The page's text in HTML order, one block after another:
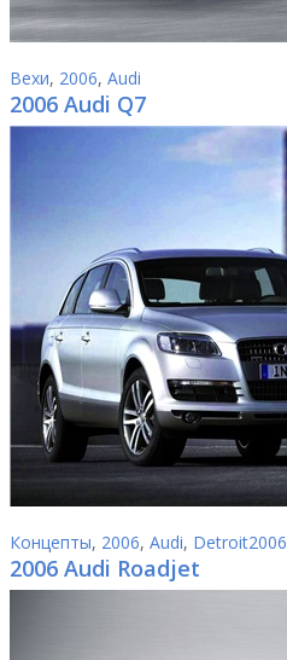
Вехи, 2006, Audi
2006 Audi Q7
Концепты, 2006, Audi, Detroit2006
2006 Audi Roadjet